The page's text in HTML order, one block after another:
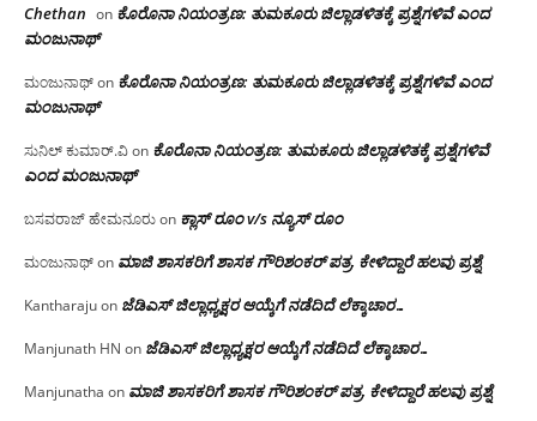
Chethan on ಕೊರೊನಾ ನಿಯಂತ್ರಣ: ತುಮಕೂರು ಜಿಲ್ಲಾಡಳಿತಕ್ಕೆ ಪ್ರಶ್ನೆಗಳಿವೆ ಎಂದ
ಮಂಜು‌ನಾಥ್
ಮಂಜುನಾಥ್on ಕೊರೊನಾ ನಿಯಂತ್ರಣ: ತುಮಕೂರು ಜಿಲ್ಲಾಡಳಿತಕ್ಕೆ ಪ್ರಶ್ನೆಗಳಿವೆ ಎಂದ
ಮಂಜು‌ನಾಥ್
ಸುನಿಲ್ ಕುಮಾರ್.ವಿon ಕೊರೊನಾ ನಿಯಂತ್ರಣ: ತುಮಕೂರು ಜಿಲ್ಲಾಡಳಿತಕ್ಕೆ ಪ್ರಶ್ನೆಗಳಿವೆ
ಎಂದ ಮಂಜು‌ನಾಥ್
ಬಸವರಾಜ್ ಹೇಮನೂರುon ಕ್ಲಾಸ್ ರೂಂ v/s ನ್ಯೂಸ್ ರೂಂ
ಮಂಜುನಾಥ್on ಮಾಜಿ ಶಾಸಕರಿಗೆ ಶಾಸಕ ಗೌರಿಶಂಕರ್ ಪತ್ರ, ಕೇಳಿದ್ದಾರೆ ಹಲವು ಪ್ರಶ್ನೆ
Kantharajuon ಜೆಡಿಎಸ್ ಜಿಲ್ಲಾಧ್ಯಕ್ಷರ ಆಯ್ಕೆಗೆ ನಡೆದಿದೆ ಲೆಕ್ಕಾಚಾರ…
Manjunath HN on ಜೆಡಿಎಸ್ ಜಿಲ್ಲಾಧ್ಯಕ್ಷರ ಆಯ್ಕೆಗೆ ನಡೆದಿದೆ ಲೆಕ್ಕಾಚಾರ…
Manjunatha on ಮಾಜಿ ಶಾಸಕರಿಗೆ ಶಾಸಕ ಗೌರಿಶಂಕರ್ ಪತ್ರ, ಕೇಳಿದ್ದಾರೆ ಹಲವು ಪ್ರಶ್ನೆ